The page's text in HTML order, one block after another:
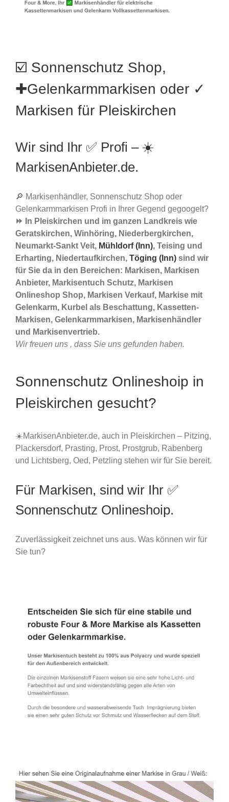
☑️ Sonnenschutz Shop,
✚Gelenkarmmarkisen oder ✓
Markisen für Pleiskirchen
Wir sind Ihr ✅ Profi – ☀️
MarkisenAnbieter.de.
🔎 Markisenhändler, Sonnenschutz Shop oder
Gelenkarmmarkisen Profi in Ihrer Gegend gegoogelt?
⏩ In Pleiskirchen und im ganzen Landkreis wie
Geratskirchen, Winhöring, Niederbergkirchen,
Neumarkt-Sankt Veit, Mühldorf (Inn), Teising und
Erharting, Niedertaufkirchen, Töging (Inn) sind wir
für Sie da in den Bereichen: Markisen, Markisen
Anbieter, Markisentuch Schutz, Markisen
Onlineshop Shop, Markisen Verkauf, Markise mit
Gelenkarm, Kurbel als Beschattung, Kassetten-
Markisen, Gelenkarmmarkisen, Markisenhändler
und Markisenvertrieb.
Wir freuen uns , dass Sie uns gefunden haben.
Sonnenschutz Onlineshoip in
Pleiskirchen gesucht?
☀️MarkisenAnbieter.de, auch in Pleiskirchen – Pitzing,
Plackersdorf, Prasting, Prost, Prostgrub, Rabenberg
und Lichtsberg, Oed, Petzling stehen wir für Sie bereit.
Für Markisen, sind wir Ihr ✅
Sonnenschutz Onlineshoip.
Zuverlässigkeit zeichnet uns aus. Was können wir für
Sie tun?